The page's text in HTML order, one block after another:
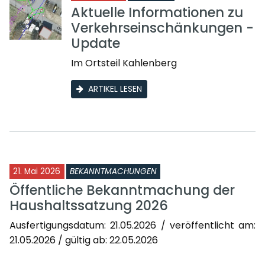
Aktuelle Informationen zu
Verkehrseinschänkungen -
Update
Im Ortsteil Kahlenberg
ARTIKEL LESEN
21. Mai 2026 BEKANNTMACHUNGEN
Öffentliche Bekanntmachung der
Haushaltssatzung 2026
Ausfertigungsdatum: 21.05.2026 / veröffentlicht am:
21.05.2026 / gültig ab: 22.05.2026